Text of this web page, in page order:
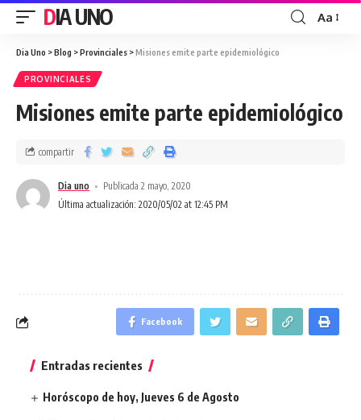
DIA UNO Aa
Dia Uno >Blog >Provinciales >Misiones emite parte epidemiológico
PROVINCIALES
Misiones emite parte epidemiológico
Última actualización: 2020/05/02 at 12:45 PM
Dia uno Publicada 2 mayo, 2020
compartir
Facebook
Entradas recientes
Horóscopo de hoy, Jueves 6 de Agosto